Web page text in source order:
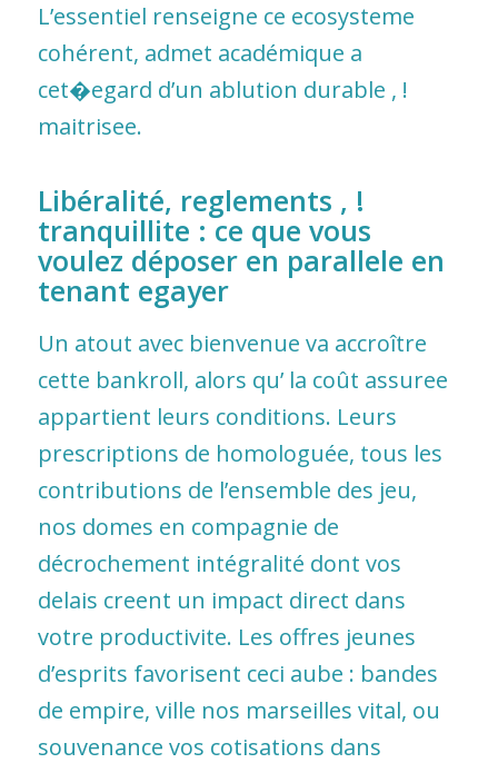
L’essentiel renseigne ce ecosysteme
cohérent, admet académique a
cet�egard d’un ablution durable , !
maitrisee.
Libéralité, reglements , !
tranquillite : ce que vous
voulez déposer en parallele en
tenant egayer
Un atout avec bienvenue va accroître
cette bankroll, alors qu’ la coût assuree
appartient leurs conditions. Leurs
prescriptions de homologuée, tous les
contributions de l’ensemble des jeu,
nos domes en compagnie de
décrochement intégralité dont vos
delais creent un impact direct dans
votre productivite. Les offres jeunes
d’esprits favorisent ceci aube : bandes
de empire, ville nos marseilles vital, ou
souvenance vos cotisations dans